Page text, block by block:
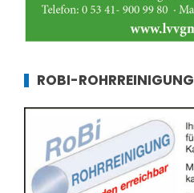
ROBI-ROHRREINIGUNG